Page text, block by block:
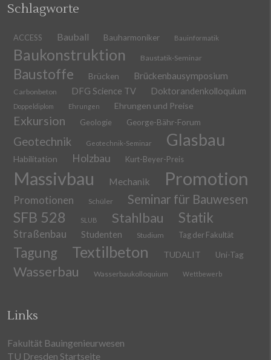
Schlagworte
ACCESS Bauball Bauharmoniker Bauinformatik
Baukonstruktion Baustatik-Seminar
Baustoffe Brücken Brückenbausymposium
Carbonbeton DFG Science TV Doktorandenkolloquium
Doppeldiplom Ehrungen Ehrungen und Preise
Exkursion Geologie George-Bähr-Forum
Geotechnik Geotechnik-Seminar Glasbau
Habilitation Holzbau Kurt-Beyer-Preis
Massivbau Mechanik Promotion
Promotionen Schüler Seminar für Bauwesen
SFB 528 SLUB Stahlbau Statik
Straßenbau Studenten Studium Tag der Fakultät
Tagung Textilbeton TUDALIT Uni-Tag
Wasserbau Wasserbaukolloquium Wettbewerb
Links
Fakultät Bauingenieurwesen
TU Dresden Startseite